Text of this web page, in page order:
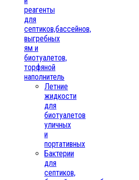
реагенты
для
септиков,бассейнов,
выгребных
ям и
биотуалетов,
торфяной
наполнитель
Летние
жидкости
для
биотуалетов
уличных
и
портативных
Бактерии
для
септиков,